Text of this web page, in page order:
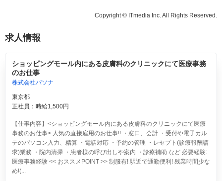
Copyright © ITmedia Inc. All Rights Reserved.
求人情報
ショッピングモール内にある皮膚科のクリニックにて医療事務
のお仕事
株式会社パソナ
東京都
正社員：時給1,500円
【仕事内容】<ショッピングモール内にある皮膚科のクリニックにて医療
事務のお仕事> 人気の直接雇用のお仕事!! ・窓口、会計 ・受付や電子カル
テのパソコン入力、精算 ・電話対応 ・予約の管理 ・レセプト(診療報酬請
求)業務 ・院内清掃 ・患者様の呼び出しや案内 ・診療補助 など 必要経験:
医療事務経験 << おススメPOINT >> 制服有! 駅近で通勤便利! 残業時間少な
め!(...